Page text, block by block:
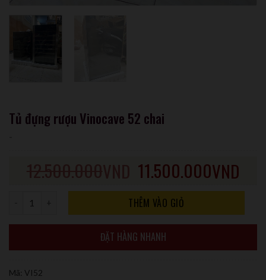
Tủ đựng rượu Vinocave 52 chai
11.500.000VND
Số lượng THÊM VÀO GIỎ
ĐẶT HÀNG NHANH
Mã: VI52